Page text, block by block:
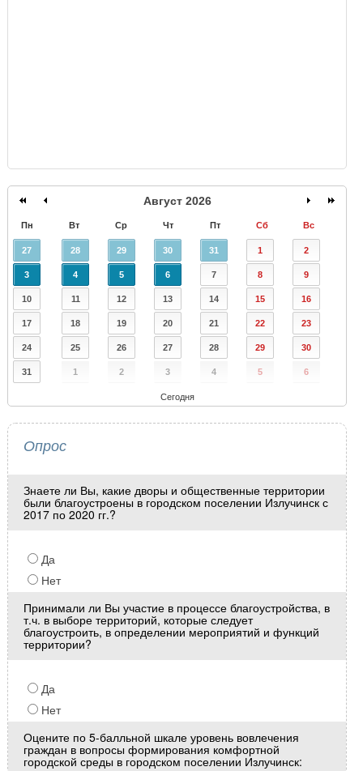
Август 2026
Пн Вт Ср Чт Пт Сб Вс
27 28 29 30 31 1 2
3 4 5 6 7 8 9
10 11 12 13 14 15 16
17 18 19 20 21 22 23
24 25 26 27 28 29 30
31 1 2 3 4 5 6
Сегодня
Опрос
Знаете ли Вы, какие дворы и общественные территории
были благоустроены в городском поселении Излучинск с
2017 по 2020 гг.?
Да
Нет
Принимали ли Вы участие в процессе благоустройства, в
т.ч. в выборе территорий, которые следует
благоустроить, в определении мероприятий и функций
территории?
Да
Нет
Оцените по 5-балльной шкале уровень вовлечения
граждан в вопросы формирования комфортной
городской среды в городском поселении Излучинск: